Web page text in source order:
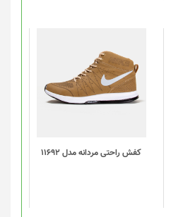
کفش راحتی مردانه مدل 11692
محصول
دارای
انواع
مختلفی
گزینه